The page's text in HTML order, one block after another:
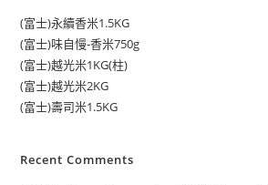
(富士)永續香米1.5KG
(富士)味自慢-香米750g
(富士)越光米1KG(柱)
(富士)越光米2KG
(富士)壽司米1.5KG
Recent Comments